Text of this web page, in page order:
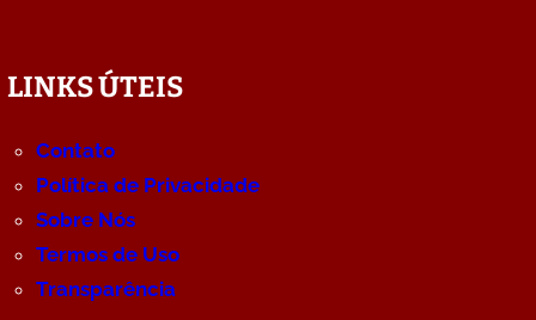
LINKS ÚTEIS
Contato
Política de Privacidade
Sobre Nós
Termos de Uso
Transparência